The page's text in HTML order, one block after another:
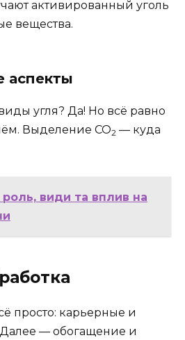
активированный уголь
вещества.
аспекты
угля? Да! Но всё равно
Выделение CO2 — куда
види та вплив на
просто: карьерные и
— обогащение и